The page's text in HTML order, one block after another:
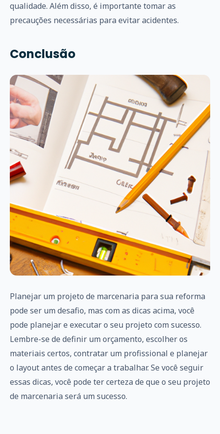
qualidade. Além disso, é importante tomar as
precauções necessárias para evitar acidentes.
Conclusão
Planejar um projeto de marcenaria para sua reforma
pode ser um desafio, mas com as dicas acima, você
pode planejar e executar o seu projeto com sucesso.
Lembre-se de definir um orçamento, escolher os
materiais certos, contratar um profissional e planejar
o layout antes de começar a trabalhar. Se você seguir
essas dicas, você pode ter certeza de que o seu projeto
de marcenaria será um sucesso.